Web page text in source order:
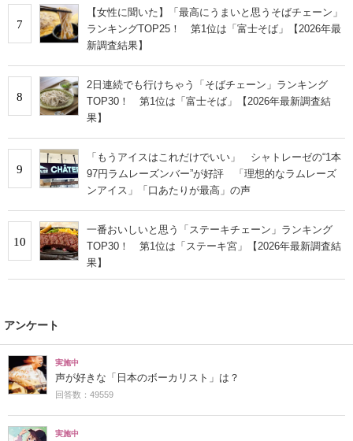
7
【女性に聞いた】「最高にうまいと思うそばチェーン」
ランキングTOP25！ 第1位は「富士そば」【2026年最
新調査結果】
8
2日連続でも行けちゃう「そばチェーン」ランキング
TOP30！ 第1位は「富士そば」【2026年最新調査結
果】
9
「もうアイスはこれだけでいい」 シャトレーゼの“1本
97円ラムレーズンバー”が好評 「理想的なラムレーズ
ンアイス」「口あたりが最高」の声
10
一番おいしいと思う「ステーキチェーン」ランキング
TOP30！ 第1位は「ステーキ宮」【2026年最新調査結
果】
アンケート
実施中
声が好きな「日本のボーカリスト」は？
回答数：49559
実施中